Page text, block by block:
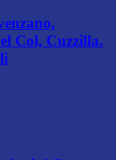
Col, Cuzzilla.